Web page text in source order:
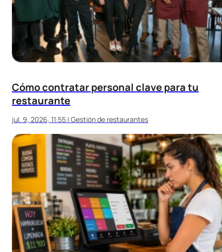
Cómo contratar personal clave para tu
restaurante
jul. 9, 2026, 11:55 | Gestión de restaurantes